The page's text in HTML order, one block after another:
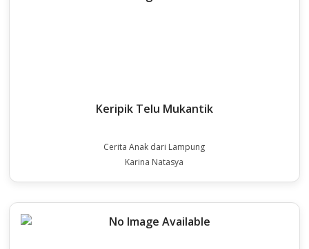
Keripik Telu Mukantik
Cerita Anak dari Lampung
Karina Natasya